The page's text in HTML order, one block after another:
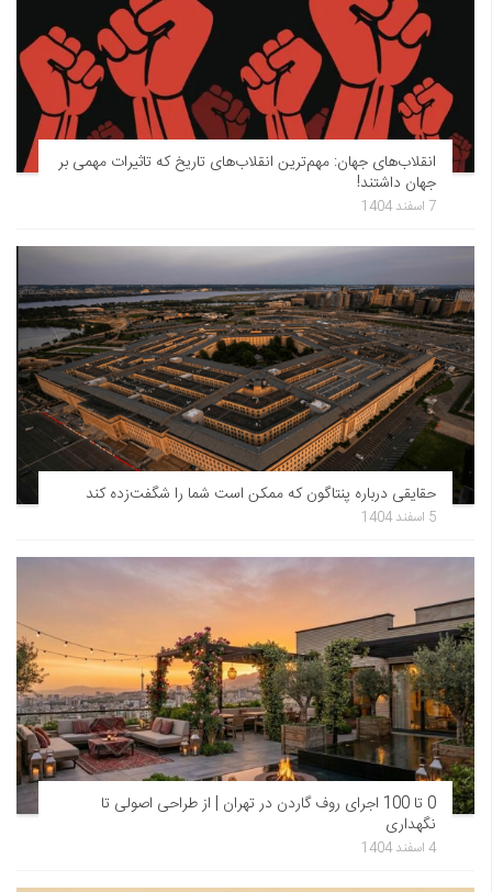
انقلاب‌های جهان: مهم‌ترین انقلاب‌های تاریخ که تاثیرات مهمی بر
جهان داشتند!
7 اسفند 1404
حقایقی درباره پنتاگون که ممکن است شما را شگفت‌زده کند
5 اسفند 1404
0 تا 100 اجرای روف گاردن در تهران | از طراحی اصولی تا
نگهداری
4 اسفند 1404